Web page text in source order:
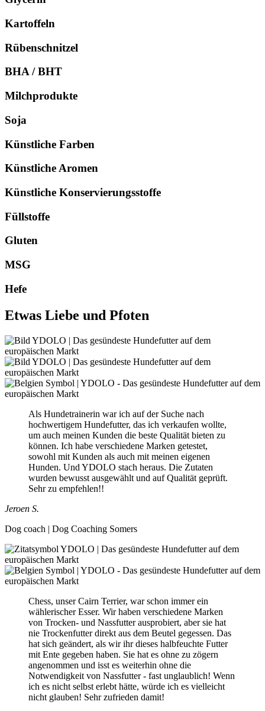
Kartoffeln
Rübenschnitzel
BHA / BHT
Milchprodukte
Soja
Künstliche Farben
Künstliche Aromen
Künstliche Konservierungsstoffe
Füllstoffe
Gluten
MSG
Hefe
Etwas Liebe und Pfoten
Als Hundetrainerin war ich auf der Suche nach
hochwertigem Hundefutter, das ich verkaufen wollte,
um auch meinen Kunden die beste Qualität bieten zu
können. Ich habe verschiedene Marken getestet,
sowohl mit Kunden als auch mit meinen eigenen
Hunden. Und YDOLO stach heraus. Die Zutaten
wurden bewusst ausgewählt und auf Qualität geprüft.
Sehr zu empfehlen!!
Jeroen S.
Dog coach | Dog Coaching Somers
Chess, unser Cairn Terrier, war schon immer ein
wählerischer Esser. Wir haben verschiedene Marken
von Trocken- und Nassfutter ausprobiert, aber sie hat
nie Trockenfutter direkt aus dem Beutel gegessen. Das
hat sich geändert, als wir ihr dieses halbfeuchte Futter
mit Ente gegeben haben. Sie hat es ohne zu zögern
angenommen und isst es weiterhin ohne die
Notwendigkeit von Nassfutter - fast unglaublich! Wenn
ich es nicht selbst erlebt hätte, würde ich es vielleicht
nicht glauben! Sehr zufrieden damit!